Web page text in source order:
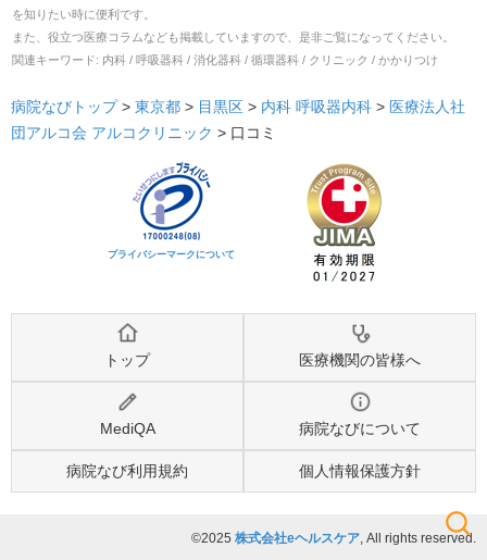
検索
を知りたい時に便利です。
また、役立つ医療コラムなども掲載していますので、是非ご覧になってください。
関連キーワード: 内科 / 呼吸器科 / 消化器科 / 循環器科 / クリニック / かかりつけ
病院なびトップ > 東京都 > 目黒区 > 内科 呼吸器内科 > 医療法人社
団アルコ会 アルコクリニック > 口コミ
プライバシーマークについて
トップ 医療機関の皆様へ
MediQA 病院なびについて
病院なび利用規約 個人情報保護方針
©2025 株式会社eヘルスケア, All rights reserved.